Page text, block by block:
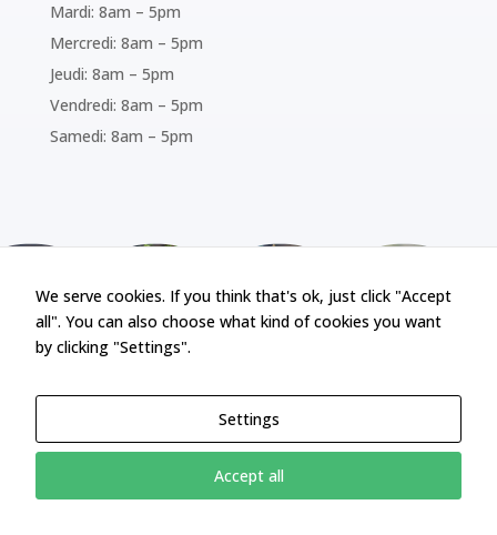
Mardi: 8am – 5pm
Mercredi: 8am – 5pm
Jeudi: 8am – 5pm
Vendredi: 8am – 5pm
Samedi: 8am – 5pm
We serve cookies. If you think that's ok, just click "Accept
all". You can also choose what kind of cookies you want
by clicking "Settings".
Settings
Accept all